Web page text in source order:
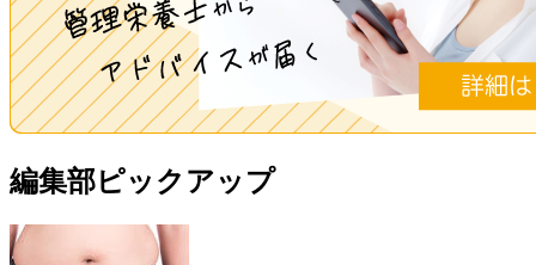
編集部ピックアップ